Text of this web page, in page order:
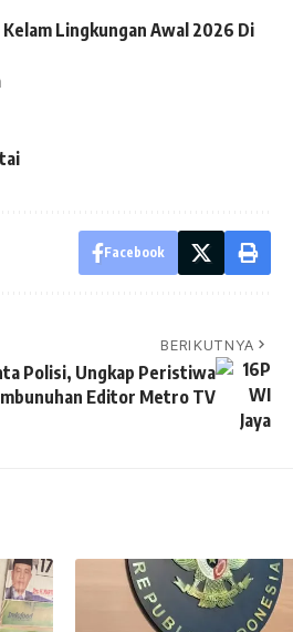
Lingkungan Awal 2026 Di
Facebook
BERIKUTNYA
Polisi, Ungkap Peristiwa
Editor Metro TV